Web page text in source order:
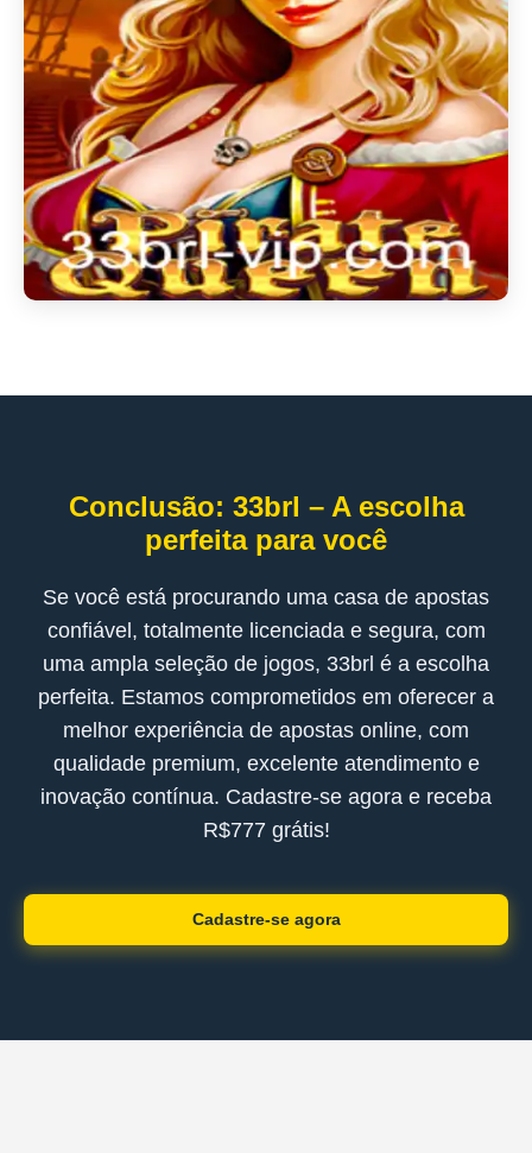
Conclusão: 33brl – A escolha
perfeita para você
Se você está procurando uma casa de apostas
confiável, totalmente licenciada e segura, com
uma ampla seleção de jogos, 33brl é a escolha
perfeita. Estamos comprometidos em oferecer a
melhor experiência de apostas online, com
qualidade premium, excelente atendimento e
inovação contínua. Cadastre-se agora e receba
R$777 grátis!
Cadastre-se agora